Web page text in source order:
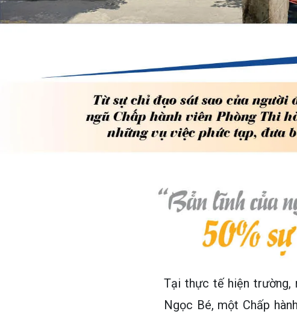
Tại thực tế hiện trường,
Ngọc Bé, một Chấp